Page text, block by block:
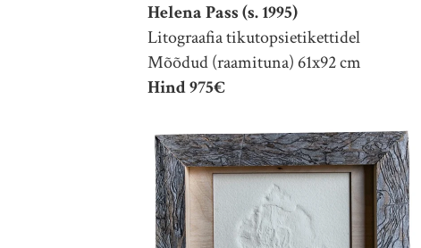
Helena Pass (s. 1995)
Litograafia tikutopsietikettidel
Mõõdud (raamituna) 61x92 cm
Hind 975€